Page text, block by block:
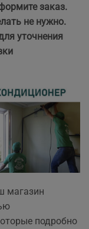
заказ.
не нужно.
уточнения
магазин
подробно